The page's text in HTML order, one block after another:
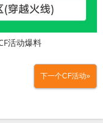
活动爆料
下一个CF活动»